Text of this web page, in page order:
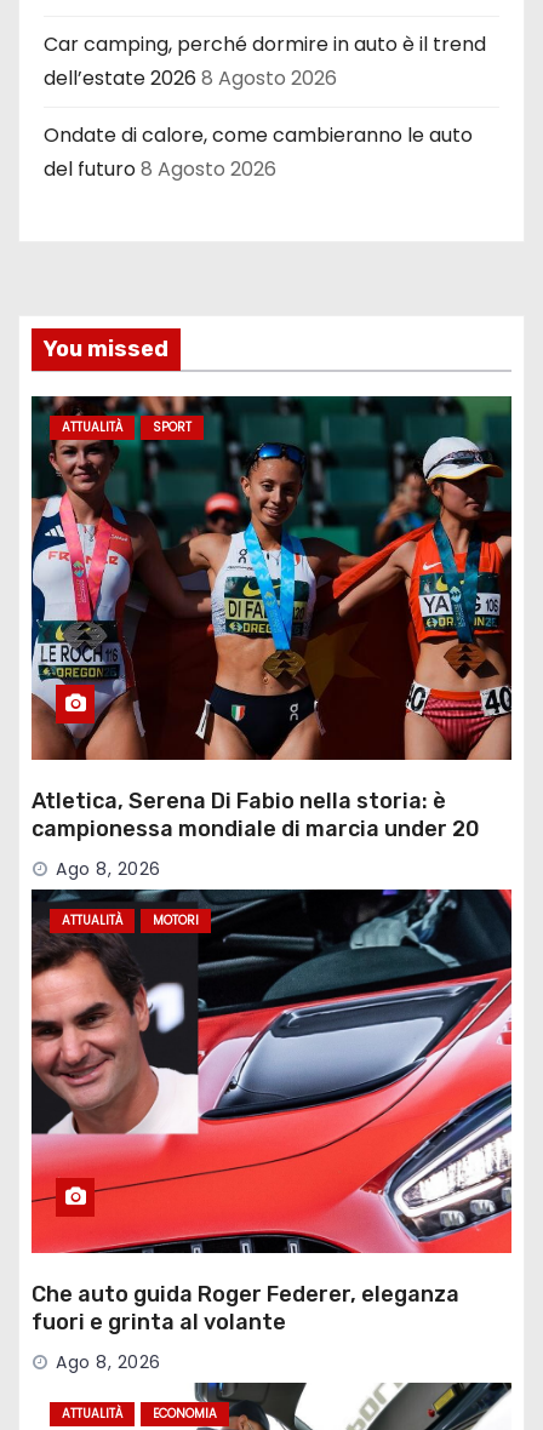
Car camping, perché dormire in auto è il trend
dell’estate 2026 8 Agosto 2026
Ondate di calore, come cambieranno le auto
del futuro8 Agosto 2026
You missed
ATTUALITÀ SPORT
Atletica, Serena Di Fabio nella storia: è
campionessa mondiale di marcia under 20
Ago 8, 2026
ATTUALITÀ MOTORI
Che auto guida Roger Federer, eleganza
fuori e grinta al volante
Ago 8, 2026
ATTUALITÀ ECONOMIA